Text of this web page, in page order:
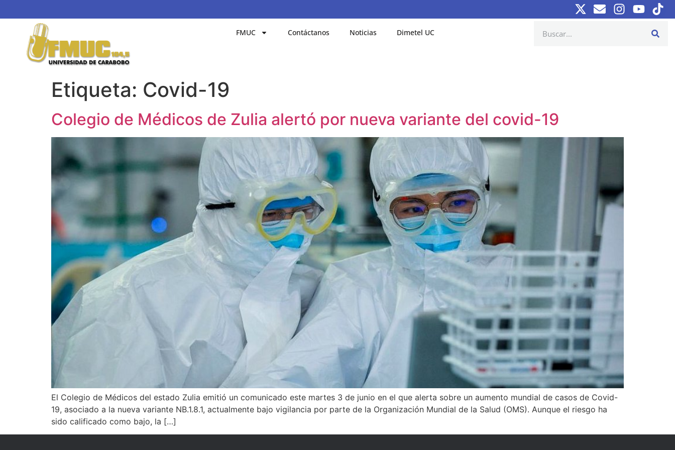
FMUC Contáctanos Noticias Dimetel UC
Etiqueta: Covid-19
Colegio de Médicos de Zulia alertó por nueva variante del covid-19
El Colegio de Médicos del estado Zulia emitió un comunicado este martes 3 de junio en el que alerta sobre un aumento mundial de casos de Covid-
19, asociado a la nueva variante NB.1.8.1, actualmente bajo vigilancia por parte de la Organización Mundial de la Salud (OMS). Aunque el riesgo ha
sido calificado como bajo, la […]